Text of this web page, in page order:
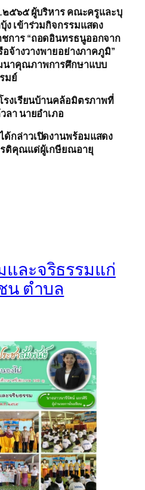
๕๖๕ ผู้บริหาร คณะครูและบุ
ง เข้าร่วมกิจกรรมแสดง
การ “ถอดอินทรธนูออกจาก
อจ้างวางพายอย่างภาคภูมิ”
าคุณภาพการศึกษาแบบ
รมย์
รงเรียนบ้านคล้อมิตรภาพที่
ลา นายอำเภอ
ได้กล่าวเปิดงานพร้อมแสดง
รติคุณแด่ผู้เกษียณอายุ
ละจริธรรมแก่
น ตำบล